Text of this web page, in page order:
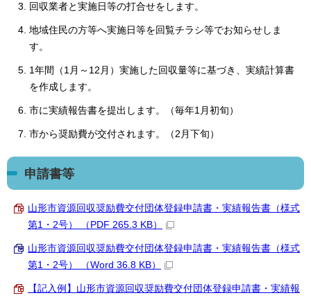
回収業者と実施日等の打合せをします。
地域住民の方等へ実施日等を回覧チラシ等でお知らせしま
す。
1年間（1月～12月）実施した回収量等に基づき、実績計算書
を作成します。
市に実績報告書を提出します。（毎年1月初旬）
市から奨励費が交付されます。（2月下旬）
申請書等
山形市資源回収奨励費交付団体登録申請書・実績報告書（様式
第1・2号） （PDF 265.3 KB）
山形市資源回収奨励費交付団体登録申請書・実績報告書（様式
第1・2号） （Word 36.8 KB）
【記入例】山形市資源回収奨励費交付団体登録申請書・実績報